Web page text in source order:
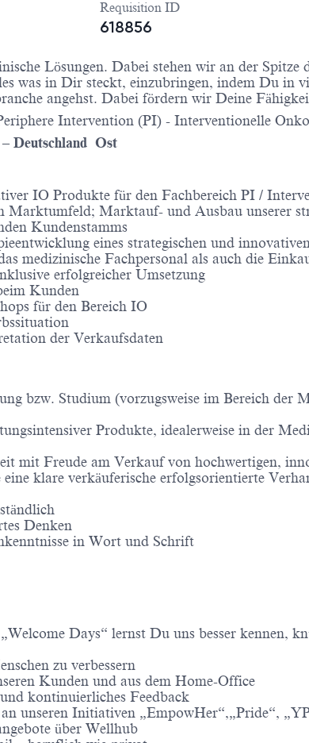
Requisition ID
618856
Lösungen. Dabei stehen wir an der
was in Dir steckt, einzubringen, indem Du in
angehst. Dabei fördern wir Deine
Intervention (PI) - Interventionelle
Deutschland Ost
IO Produkte für den Fachbereich PI /
Marktauf- und Ausbau unserer
Kundenstamms
eines strategischen und
medizinische Fachpersonal als auch die
erfolgreicher Umsetzung
Kunden
für den Bereich IO
der Verkaufsdaten
bzw. Studium (vorzugsweise im Bereich der
Produkte, idealerweise in der
mit Freude am Verkauf von hochwertigen,
klare verkäuferische erfolgsorientierte
Denken
in Wort und Schrift
Days“ lernst Du uns besser kennen,
zu verbessern
Kunden und aus dem Home-Office
kontinuierliches Feedback
unseren Initiativen „EmpowHer“,„Pride“,
über Wellhub